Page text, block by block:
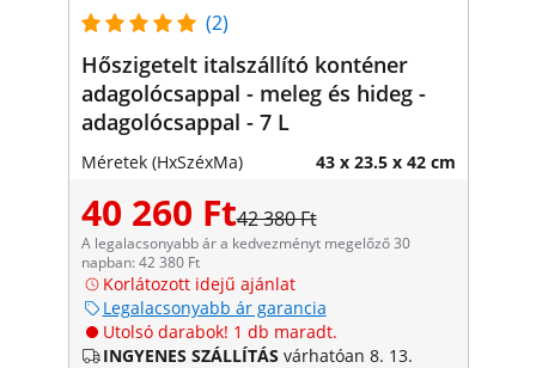
(2)
Hőszigetelt italszállító konténer
adagolócsappal - meleg és hideg -
adagolócsappal - 7 L
Méretek (HxSzéxMa) 43 x 23.5 x 42 cm
40 260 Ft42 380 Ft
A legalacsonyabb ár a kedvezményt megelőző 30
napban: 42 380 Ft
Korlátozott idejű ajánlat
Legalacsonyabb ár garancia
Utolsó darabok! 1 db maradt.
INGYENES SZÁLLÍTÁS várhatóan 8. 13.